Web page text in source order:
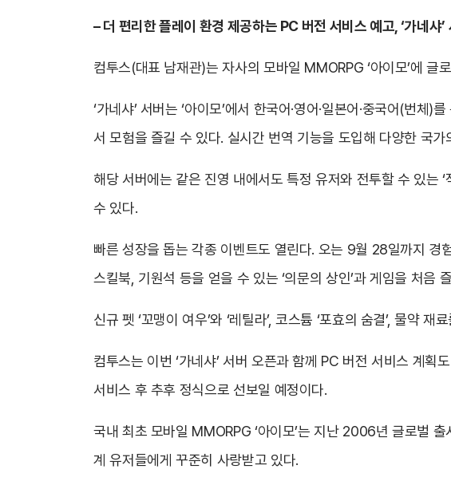
–더 편리한 플레이 환경 제공하는 PC 버전 서비스 예고, ‘가네샤
컴투스(대표 남재관)는 자사의 모바일 MMORPG ‘아이모’에 글
‘가네샤’ 서버는 ‘아이모’에서 한국어·영어·일본어·중국어(번
서 모험을 즐길 수 있다. 실시간 번역 기능을 도입해 다양한 국
해당 서버에는 같은 진영 내에서도 특정 유저와 전투할 수 있는
수 있다.
빠른 성장을 돕는 각종 이벤트도 열린다. 오는 9월 28일까지 경
스킬북, 기원석 등을 얻을 수 있는 ‘의문의 상인’과 게임을 처음
신규 펫 ‘꼬맹이 여우’와 ‘레틸라’, 코스튬 ‘포효의 숨결’, 물약
컴투스는 이번 ‘가네샤’ 서버 오픈과 함께 PC 버전 서비스 계획
서비스 후 추후 정식으로 선보일 예정이다.
국내 최초 모바일 MMORPG ‘아이모’는 지난 2006년 글로벌
계 유저들에게 꾸준히 사랑받고 있다.